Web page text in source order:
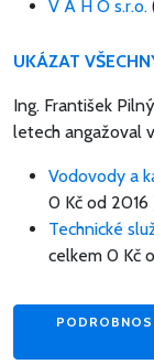
V A H O s.r.o.
UKÁZAT
Ing. František
letech angažoval
Vodovody a
0 Kč od 2016
Technické
celkem 0 Kč